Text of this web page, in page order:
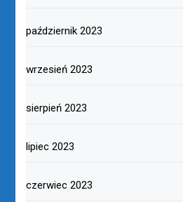
październik 2023
wrzesień 2023
sierpień 2023
lipiec 2023
czerwiec 2023